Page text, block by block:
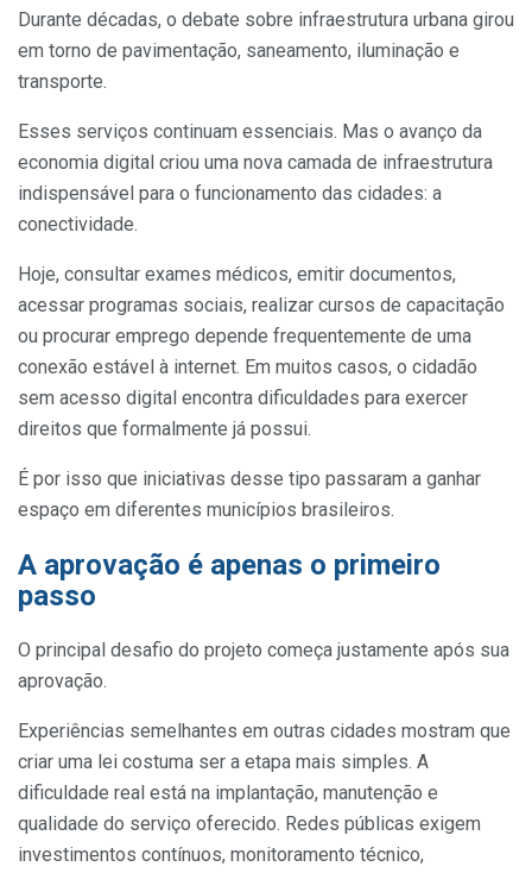
Durante décadas, o debate sobre infraestrutura urbana girou
em torno de pavimentação, saneamento, iluminação e
transporte.
Esses serviços continuam essenciais. Mas o avanço da
economia digital criou uma nova camada de infraestrutura
indispensável para o funcionamento das cidades: a
conectividade.
Hoje, consultar exames médicos, emitir documentos,
acessar programas sociais, realizar cursos de capacitação
ou procurar emprego depende frequentemente de uma
conexão estável à internet. Em muitos casos, o cidadão
sem acesso digital encontra dificuldades para exercer
direitos que formalmente já possui.
É por isso que iniciativas desse tipo passaram a ganhar
espaço em diferentes municípios brasileiros.
A aprovação é apenas o primeiro
passo
O principal desafio do projeto começa justamente após sua
aprovação.
Experiências semelhantes em outras cidades mostram que
criar uma lei costuma ser a etapa mais simples. A
dificuldade real está na implantação, manutenção e
qualidade do serviço oferecido. Redes públicas exigem
investimentos contínuos, monitoramento técnico,